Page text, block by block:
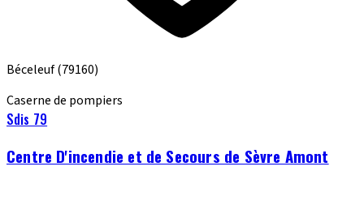
Béceleuf(79160)
Caserne de pompiers
Sdis 79
Centre D'incendie et de Secours de Sèvre Amont